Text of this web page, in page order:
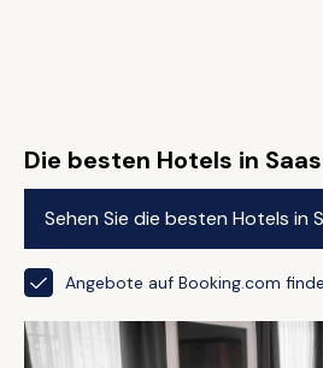
Die besten Hotels in
Sehen Sie die besten Hotels in
Angebote auf Booking.com